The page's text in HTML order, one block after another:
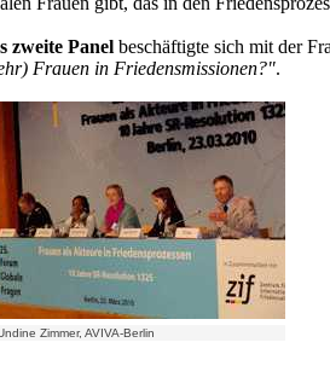
zweite Panel beschäftigte sich mit der
Frauen in Friedensmissionen?".
Zimmer, AVIVA-Berlin